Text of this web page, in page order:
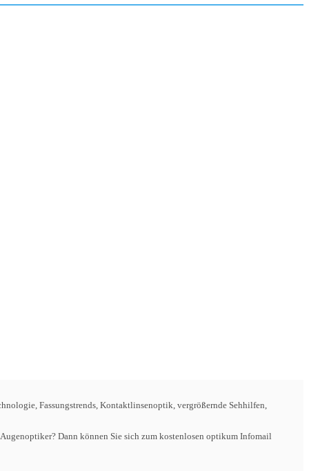
Fassungstrends, Kontaktlinsenoptik, vergrößernde Sehhilfen,
Dann können Sie sich zum kostenlosen optikum Infomail